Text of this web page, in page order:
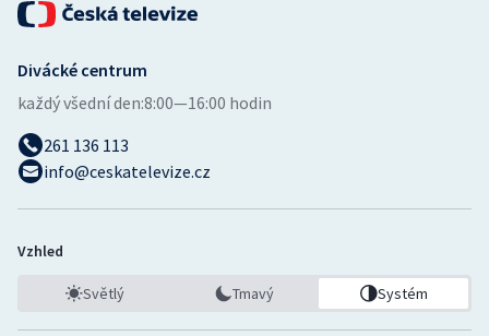
Vodní slalom
Volejbal
Divácké centrum
každý všední den:8:00—16:00 hodin
261 136 113
info@ceskatelevize.cz
Vzhled
Světlý Tmavý Systém